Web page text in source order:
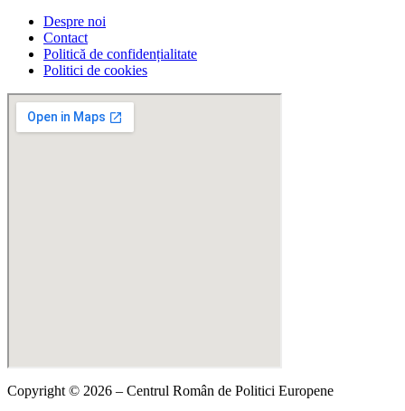
Despre noi
Contact
Politică de confidențialitate
Politici de cookies
Copyright © 2026 – Centrul Român de Politici Europene